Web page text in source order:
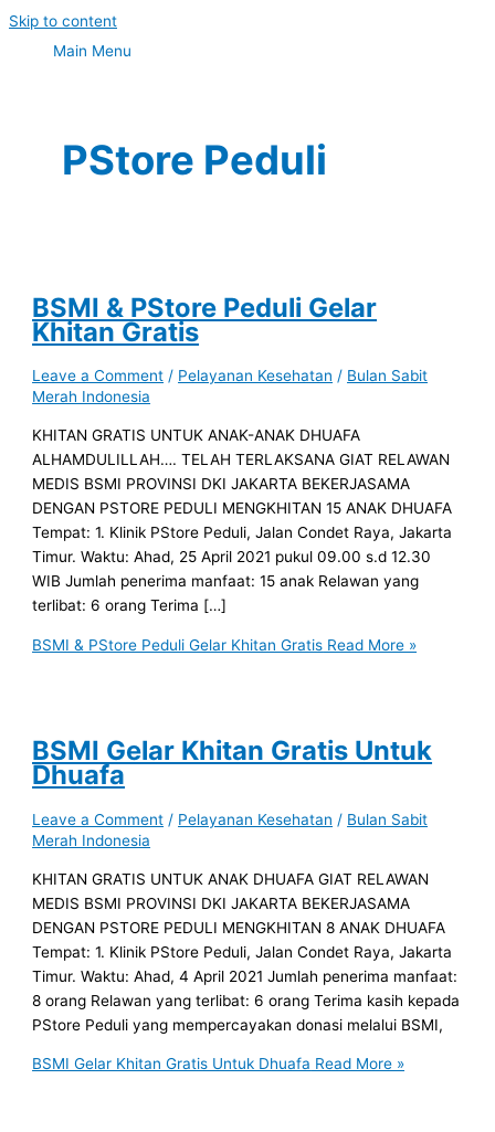
Skip to content
Main Menu
PStore Peduli
BSMI & PStore Peduli Gelar
Khitan Gratis
Leave a Comment / Pelayanan Kesehatan / Bulan Sabit
Merah Indonesia
KHITAN GRATIS UNTUK ANAK-ANAK DHUAFA
ALHAMDULILLAH…. TELAH TERLAKSANA GIAT RELAWAN
MEDIS BSMI PROVINSI DKI JAKARTA BEKERJASAMA
DENGAN PSTORE PEDULI MENGKHITAN 15 ANAK DHUAFA
Tempat: 1. Klinik PStore Peduli, Jalan Condet Raya, Jakarta
Timur. Waktu: Ahad, 25 April 2021 pukul 09.00 s.d 12.30
WIB Jumlah penerima manfaat: 15 anak Relawan yang
terlibat: 6 orang Terima […]
BSMI & PStore Peduli Gelar Khitan Gratis Read More »
BSMI Gelar Khitan Gratis Untuk
Dhuafa
Leave a Comment / Pelayanan Kesehatan / Bulan Sabit
Merah Indonesia
KHITAN GRATIS UNTUK ANAK DHUAFA GIAT RELAWAN
MEDIS BSMI PROVINSI DKI JAKARTA BEKERJASAMA
DENGAN PSTORE PEDULI MENGKHITAN 8 ANAK DHUAFA
Tempat: 1. Klinik PStore Peduli, Jalan Condet Raya, Jakarta
Timur. Waktu: Ahad, 4 April 2021 Jumlah penerima manfaat:
8 orang Relawan yang terlibat: 6 orang Terima kasih kepada
PStore Peduli yang mempercayakan donasi melalui BSMI,
BSMI Gelar Khitan Gratis Untuk Dhuafa Read More »